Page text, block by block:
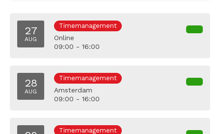
27
AUG
Timemanagement
Online
09:00 - 16:00
28
AUG
Timemanagement
Amsterdam
09:00 - 16:00
Timemanagement